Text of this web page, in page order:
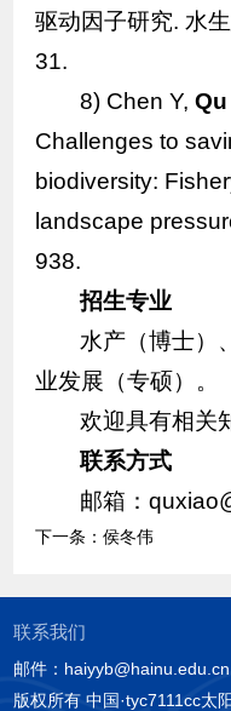
驱动因子研究. 水
31.
8) Chen Y, Qu
Challenges to
biodiversity:
landscape
938.
招生专业
水产（博士）
业发展（专硕）。
欢迎具有相关
联系方式
邮箱：
下一条： 侯冬伟
联系我们
邮件：haiyyb@hainu.edu.cn
版权所有 中国·tyc7111cc太